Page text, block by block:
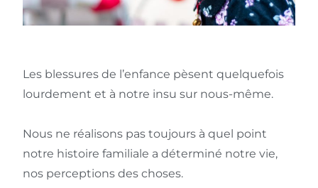
Les blessures de l’enfance pèsent quelquefois
lourdement et à notre insu sur nous-même.
Nous ne réalisons pas toujours à quel point
notre histoire familiale a déterminé notre vie,
nos perceptions des choses.